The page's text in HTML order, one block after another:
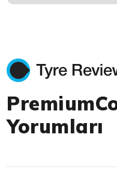
Yorumları